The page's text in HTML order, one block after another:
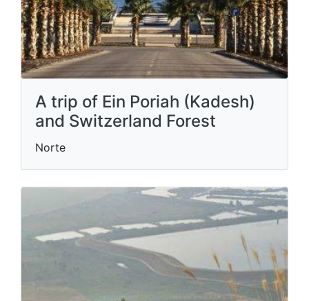
A trip of Ein Poriah (Kadesh)
and Switzerland Forest
Norte